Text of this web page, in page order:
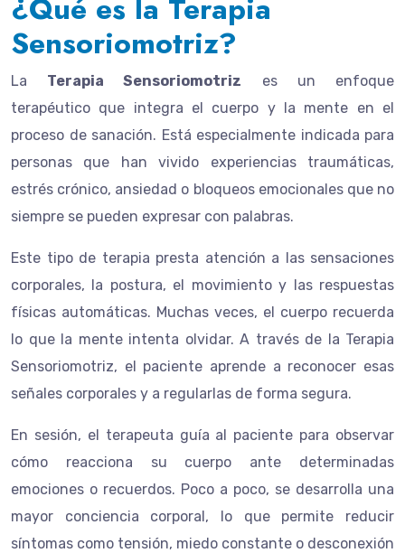
¿Qué es la Terapia
Sensoriomotriz?
La Terapia Sensoriomotriz es un enfoque
terapéutico que integra el cuerpo y la mente en el
proceso de sanación. Está especialmente indicada para
personas que han vivido experiencias traumáticas,
estrés crónico, ansiedad o bloqueos emocionales que no
siempre se pueden expresar con palabras.
Este tipo de terapia presta atención a las sensaciones
corporales, la postura, el movimiento y las respuestas
físicas automáticas. Muchas veces, el cuerpo recuerda
lo que la mente intenta olvidar. A través de la Terapia
Sensoriomotriz, el paciente aprende a reconocer esas
señales corporales y a regularlas de forma segura.
En sesión, el terapeuta guía al paciente para observar
cómo reacciona su cuerpo ante determinadas
emociones o recuerdos. Poco a poco, se desarrolla una
mayor conciencia corporal, lo que permite reducir
síntomas como tensión, miedo constante o desconexión